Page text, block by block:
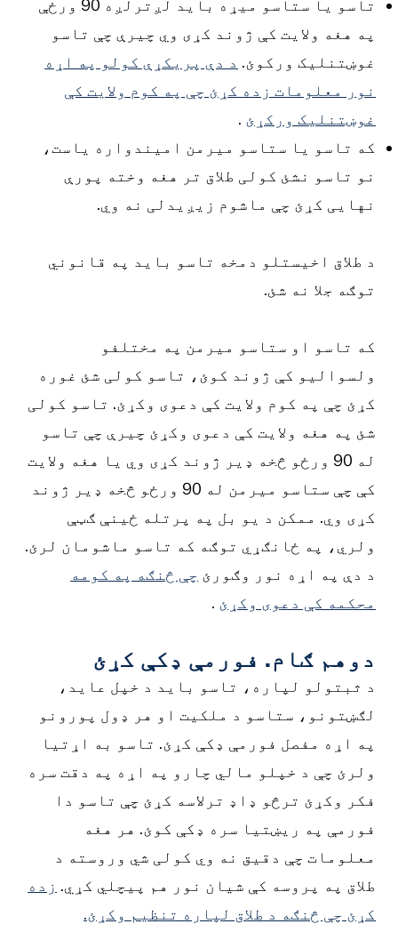
تاسو یا ستاسو میړه باید لږترلږه 90 ورځې
په هغه ولایت کې ژوند کړی وي چیرې چې تاسو
غوښتنلیک ورکوئ. د دې پریکړې کولو په اړه
نور معلومات زده کړئ چې په کوم ولایت کې
غوښتنلیک ورکړئ .
که تاسو یا ستاسو میرمن امیندواره یاست،
نو تاسو نشئ کولی طلاق تر هغه وخته پورې
نهایی کړئ چې ماشوم زیږیدلی نه وي.
د طلاق اخیستلو دمخه تاسو باید په قانوني
توګه جلا نه شئ.
که تاسو او ستاسو میرمن په مختلفو
ولسوالیو کې ژوند کوئ، تاسو کولی شئ غوره
کړئ چې په کوم ولایت کې دعوی وکړئ. تاسو کولی
شئ په هغه ولایت کې دعوی وکړئ چیرې چې تاسو
له 90 ورځو څخه ډیر ژوند کړی وي یا هغه ولایت
کې چې ستاسو میرمن له 90 ورځو څخه ډیر ژوند
کړی وي. ممکن د یو بل په پرتله ځینې ګټې
ولري، په ځانګړي توګه که تاسو ماشومان لرئ.
د دې په اړه نور وګورئ چې څنګه په کومه
محکمه کې دعوی وکړئ .
دوهم ګام. فورمې ډکې کړئ
د ثبتولو لپاره، تاسو باید د خپل عاید،
لګښتونو، ستاسو د ملکیت او هر ډول پورونو
په اړه مفصل فورمې ډکې کړئ. تاسو به اړتیا
ولرئ چې د خپلو مالي چارو په اړه په دقت سره
فکر وکړئ ترڅو ډاډ ترلاسه کړئ چې تاسو دا
فورمې په ریښتیا سره ډکې کوئ. هر هغه
معلومات چې دقیق نه وي کولی شي وروسته د
طلاق په پروسه کې شیان نور هم پیچلي کړي. زده
کړئ چې څنګه د طلاق لپاره تنظیم وکړئ.